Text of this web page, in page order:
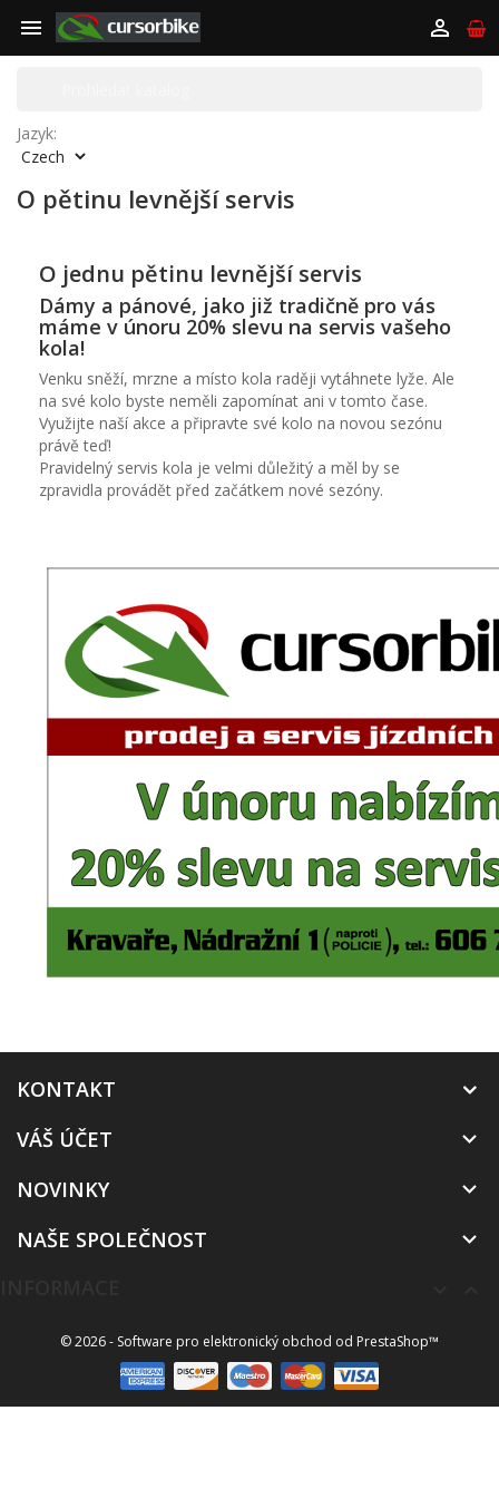
 
Jazyk:
O pětinu levnější servis
O jednu pětinu levnější servis
Dámy a pánové, jako již tradičně pro vás
máme v únoru 20% slevu na servis vašeho
kola!
Venku sněží, mrzne a místo kola raději vytáhnete lyže. Ale
na své kolo byste neměli zapomínat ani v tomto čase.
Využijte naší akce a připravte své kolo na novou sezónu
právě teď!
Pravidelný servis kola je velmi důležitý a měl by se
zpravidla provádět před začátkem nové sezóny.
KONTAKT
VÁŠ ÚČET

NOVINKY 
NAŠE SPOLEČNOST 
© 2026 - Software pro elektronický obchod od PrestaShop™